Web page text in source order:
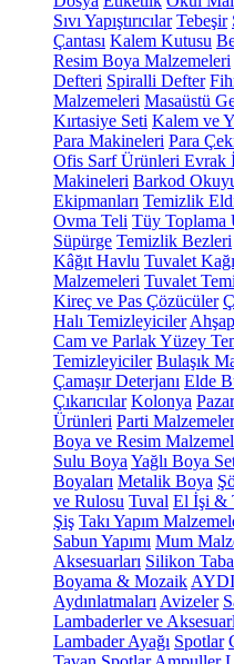
Sıvı Yapıştırıcılar Tebeşir
Çantası Kalem Kutusu
Resim Boya Malzemeleri
Defteri Spiralli Defter
Malzemeleri Masaüstü
Kırtasiye Seti Kalem ve
Para Makineleri Para
Ofis Sarf Ürünleri Evrak
Makineleri Barkod
Ekipmanları Temizlik
Ovma Teli Tüy Toplama
Süpürge Temizlik Bezleri
Kâğıt Havlu Tuvalet
Malzemeleri Tuvalet
Kireç ve Pas Çözücüler
Halı Temizleyiciler
Cam ve Parlak Yüzey
Temizleyiciler Bulaşık
Çamaşır Deterjanı Elde
Çıkarıcılar Kolonya
Ürünleri Parti
Boya ve Resim
Sulu Boya Yağlı Boya
Boyaları Metalik Boya
ve Rulosu Tuval El İşi &
Şiş Takı Yapım
Sabun Yapımı Mum
Aksesuarları Silikon
Boyama & Mozaik
Aydınlatmaları Avizeler
Lambaderler ve
Lambader Ayağı Spotlar